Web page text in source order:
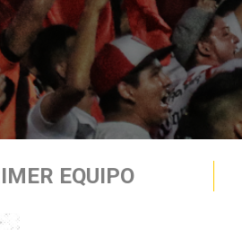
EQUIPO